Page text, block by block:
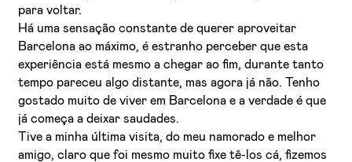
para voltar.
Há uma sensação constante de querer aproveitar
Barcelona ao máximo, é estranho perceber que esta
experiência está mesmo a chegar ao fim, durante tanto
tempo pareceu algo distante, mas agora já não. Tenho
gostado muito de viver em Barcelona e a verdade é que
já começa a deixar saudades.
Tive a minha última visita, do meu namorado e melhor
amigo, claro que foi mesmo muito fixe tê-los cá, fizemos